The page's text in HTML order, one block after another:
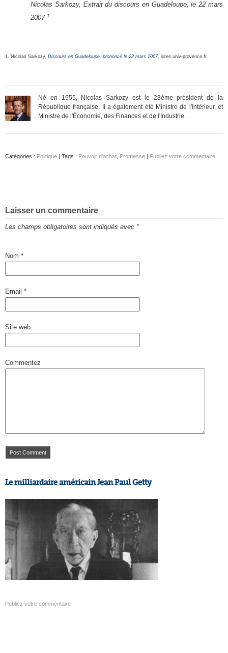
Nicolas Sarkozy, Extrait du discours en Guadeloupe, le 22 mars
2007 1
1. Nicolas Sarkozy, Discours en Guadeloupe, prononcé le 22 mars 2007, sites.univ-provence.fr
Né en 1955, Nicolas Sarkozy est le 23ème président de la
République française. Il a également été Ministre de l'Intérieur, et
Ministre de l'Économie, des Finances et de l'Industrie.
Catégories : Politique | Tags : Pouvoir d'achat Promesse Publiez votre commentaire
Laisser un commentaire
Les champs obligatoires sont indiqués avec *
Nom *
Email *
Site web
Commentez
Le milliardaire américain Jean Paul Getty
Publiez votre commentaire